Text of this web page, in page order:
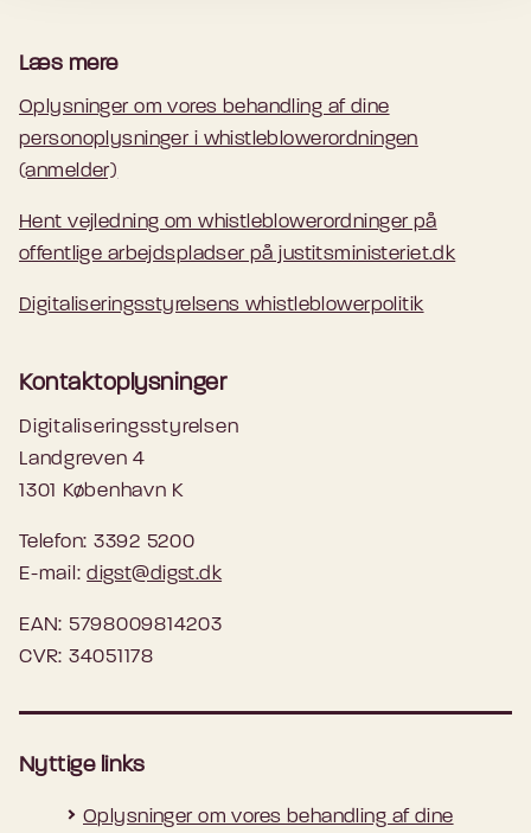
Læs mere
Oplysninger om vores behandling af dine
personoplysninger i whistleblowerordningen
(anmelder)
Hent vejledning om whistleblowerordninger på
offentlige arbejdspladser på justitsministeriet.dk
Digitaliseringsstyrelsens whistleblowerpolitik
Kontaktoplysninger
Digitaliseringsstyrelsen
Landgreven 4
1301 København K
Telefon: 3392 5200
E-mail:digst@digst.dk
EAN: 5798009814203
CVR: 34051178
Nyttige links
Oplysninger om vores behandling af dine